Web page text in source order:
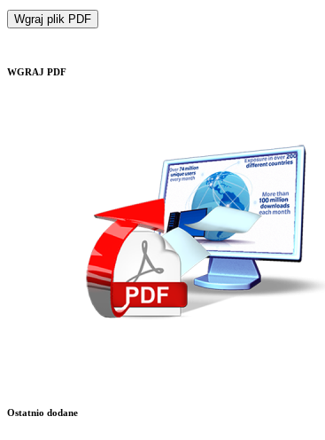
Wgraj plik PDF
WGRAJ PDF
Ostatnio dodane